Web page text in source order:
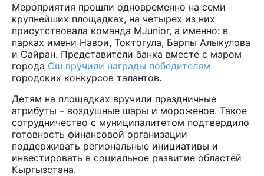
Мероприятия прошли одновременно на семи
крупнейших площадках, на четырех из них
присутствовала команда MJunior, а именно: в
парках имени Навои, Токтогула, Барпы Алыкулова
и Сайран. Представители банка вместе с мэром
города Ош вручили награды победителям
городских конкурсов талантов.
Детям на площадках вручили праздничные
атрибуты – воздушные шары и мороженое. Такое
сотрудничество с муниципалитетом подтвердило
готовность финансовой организации
поддерживать региональные инициативы и
инвестировать в социальное развитие областей
Кыргызстана.